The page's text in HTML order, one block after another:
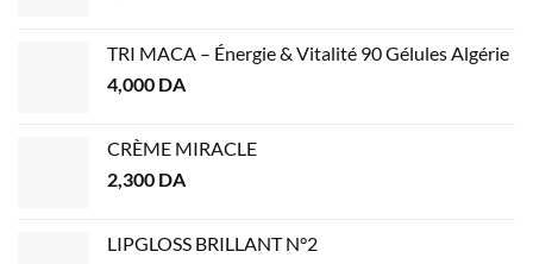
TRI MACA – Énergie & Vitalité 90 Gélules Algérie
4,000 DA
CRÈME MIRACLE
2,300 DA
LIPGLOSS BRILLANT N°2